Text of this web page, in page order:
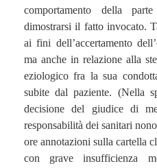
comportamento della
dimostrarsi il fatto invocato.
ai fini dell’accertamento
ma anche in relazione alla
eziologico fra la sua
subite dal paziente. (Nella
decisione del giudice di
responsabilità dei sanitari
ore annotazioni sulla cartella
con grave insufficienza